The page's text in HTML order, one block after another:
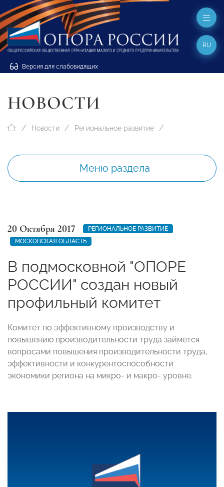
Версия для слабовидящих
RU
НОВОСТИ
Новости Региональное развитие
Меню раздела
20 Октября 2017
РЕГИОНАЛЬНОЕ РАЗВИТИЕ
МОСКОВСКАЯ ОБЛАСТЬ
В подмосковной "ОПОРЕ
РОССИИ" создан новый
профильный комитет
Комитет по эффективному производству и
повышению производительности труда займется
вопросами повышения производительности труда,
эффективности и конкурентоспособности
экономики региона на микро- и макро- уровне.